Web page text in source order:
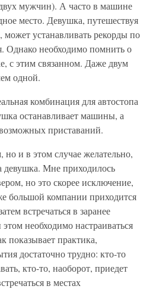
мужчин). А часто в машине
место. Девушка, путешествуя
может устанавливать рекорды по
Однако необходимо помнить о
с этим связанном. Даже двум
одной.
комбинация для автостопа
останавливает машины, а
приставаний.
и в этом случае желательно,
Мне приходилось
но это скорее исключение,
большой компании приходится
встречаться в заранее
необходимо настраиваться
показывает практика,
достаточно трудно: кто-то
кто-то, наоборот, приедет
в местах